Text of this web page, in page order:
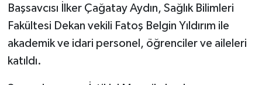
Başsavcısı İlker Çağatay Aydın, Sağlık Bilimleri
Fakültesi Dekan vekili Fatoş Belgin Yıldırım ile
akademik ve idari personel, öğrenciler ve aileleri
katıldı.